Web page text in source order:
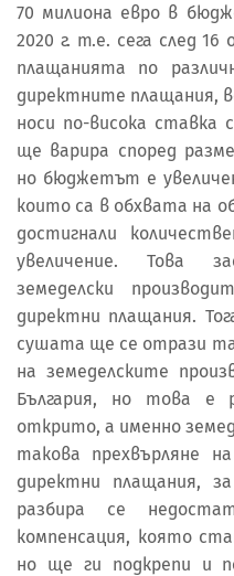
70 милиона евро в
2020 г. т.е. сега след
плащанията по
директните плащания,
носи по-висока ставка
ще варира според
но бюджетът е
които са в обхвата на
достигнали
увеличение. Това
земеделски
директни плащания.
сушата ще се отрази
на земеделските
България, но това е
открито, а именно
такова прехвърляне
директни плащания,
разбира се
компенсация, която
но ще ги подкрепи и